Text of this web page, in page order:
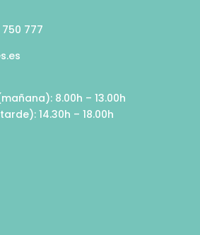
777
8.00h – 13.00h
14.30h – 18.00h